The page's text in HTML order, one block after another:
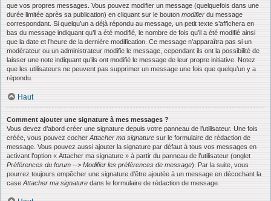
que vos propres messages. Vous pouvez modifier un message (quelquefois dans une
durée limitée après sa publication) en cliquant sur le bouton modifier du message
correspondant. Si quelqu’un a déjà répondu au message, un petit texte s’affichera en
bas du message indiquant qu’il a été modifié, le nombre de fois qu’il a été modifié ainsi
que la date et l’heure de la dernière modification. Ce message n’apparaîtra pas si un
modérateur ou un administrateur modifie le message, cependant ils ont la possibilité de
laisser une note indiquant qu’ils ont modifié le message de leur propre initiative. Notez
que les utilisateurs ne peuvent pas supprimer un message une fois que quelqu’un y a
répondu.
Haut
Comment ajouter une signature à mes messages ?
Vous devez d’abord créer une signature depuis votre panneau de l’utilisateur. Une fois
créée, vous pouvez cocher Attacher ma signature sur le formulaire de rédaction de
message. Vous pouvez aussi ajouter la signature par défaut à tous vos messages en
activant l’option « Attacher ma signature » à partir du panneau de l’utilisateur (onglet
Préférences du forum --> Modifier les préférences de message). Par la suite, vous
pourrez toujours empêcher une signature d’être ajoutée à un message en décochant la
case Attacher ma signature dans le formulaire de rédaction de message.